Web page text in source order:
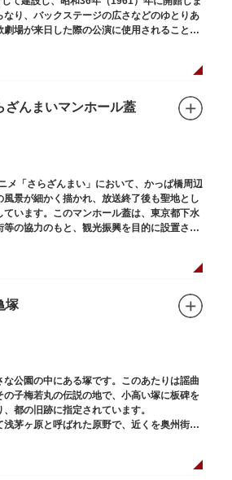
なり、バックステージの広さなどのゆとりあ
場が来日した際の公演に使用されることが
ざんまいマンホール蓋
メ「さらざんまい」において、かっぱ橋周辺
景が細かく描かれ、放送終了後も聖地とし
います。このマンホール蓋は、東京都下水
の協力のもと、観光振興を目的に設置され
矢逆一稀、久慈悠、陣内燕太の3人が、か
ッパ型生命体“ケッピ”によって河童の姿に変
塚
公園の中にある塚です。このあたりは謡曲
の子梅若丸の伝説の地で、小高い塚に板碑を
都の旧跡に指定されています。
茅ヶ原と呼ばれた原野で、近くを奥州街道
若伝説」にちなんだ名称です。「梅若伝
の子・梅若が、信夫藤太という人買いにさ
かれる途中、重い病にかかりこの地に捨てら